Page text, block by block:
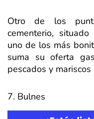
Otro de los
cementerio,
uno de los más
suma su oferta
pescados y
7. Bulnes